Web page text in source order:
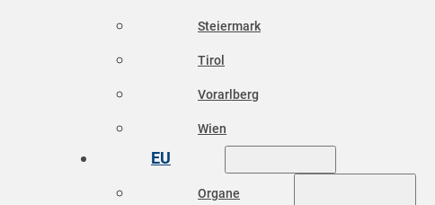
Steiermark
Tirol
Vorarlberg
Wien
EU
Organe